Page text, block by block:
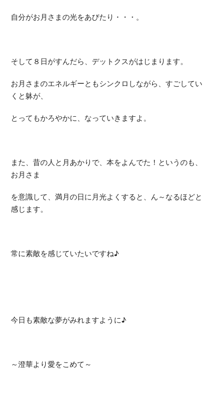
自分がお月さまの光をあびたり・・・。
そして８日がすんだら、デットクスがはじまります。
お月さまのエネルギーともシンクロしながら、すごしてい
くと躰が、
とってもかろやかに、なっていきますよ。
また、昔の人と月あかりで、本をよんでた！というのも、
お月さま
を意識して、満月の日に月光よくすると、ん～なるほどと
感じます。
常に素敵を感じていたいですね♪
今日も素敵な夢がみれますように♪
～澄華より愛をこめて～